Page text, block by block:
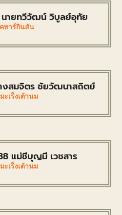
ายทวีวัฒน์ วิบูลย์อุทัย
พาร์กินสัน
งสมจิตร ชัยวัฒนาสถิตย์
ะเร็งเต้านม
แม่ชีบุญมี เวชสาร
ะเร็งเต้านม